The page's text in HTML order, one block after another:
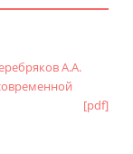
А.А.
[pdf]